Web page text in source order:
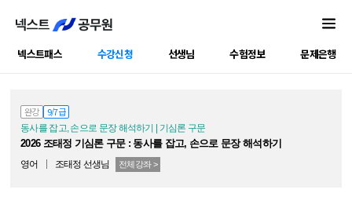
넥스트패스 수강신청 선생님 수험정보 문제은행
완강 9/7급
동사를 잡고, 손으로 문장 해석하기 | 기심론 구문
2026 조태정 기심론 구문 : 동사를 잡고, 손으로 문장 해석하기
영어 조태정 선생님 전체강좌 >